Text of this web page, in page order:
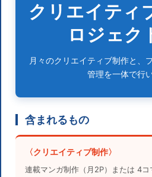
クリエイティ
ロジェク
月々のクリエイティブ制作と、
管理を一体で行
含まれるもの
〈クリエイティブ制作〉
連載マンガ制作（月2P）または 4